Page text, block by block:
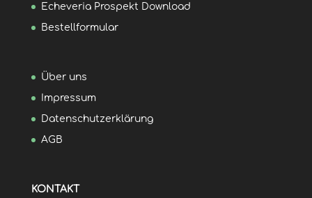
Echeveria Prospekt Download
Bestellformular
Über uns
Impressum
Datenschutzerklärung
AGB
KONTAKT